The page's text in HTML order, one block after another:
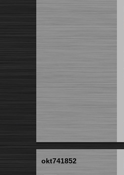
okt741852